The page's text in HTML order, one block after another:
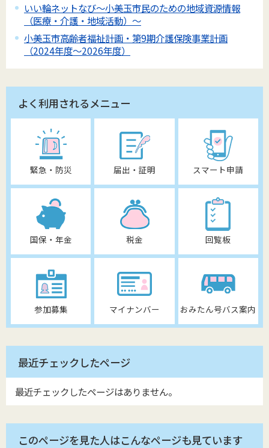
いい輪ネットなび～小美玉市民のための地域資源情報
（医療・介護・地域活動）～
小美玉市高齢者福祉計画・第9期介護保険事業計画
（2024年度～2026年度）
よく利用されるメニュー
緊急・防災 届出・証明 スマート申請
国保・年金 税金 回覧板
参加募集 マイナンバー おみたん号バス案内
最近チェックしたページ
最近チェックしたページはありません。
このページを見た人はこんなページも見ています